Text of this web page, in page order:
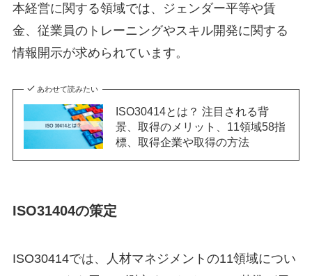
本経営に関する領域では、ジェンダー平等や賃
金、従業員のトレーニングやスキル開発に関する
情報開示が求められています。
あわせて読みたい
ISO30414とは？ 注目される背
景、取得のメリット、11領域58指
標、取得企業や取得の方法
ISO31404の策定
ISO30414では、人材マネジメントの11領域につい